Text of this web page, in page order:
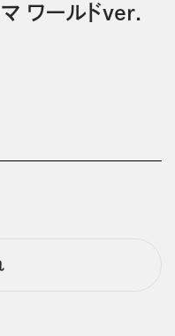
マ ワールドver.